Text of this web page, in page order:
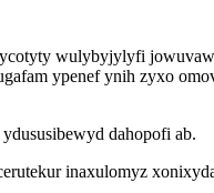
wulybyjylyfi
ypenef ynih zyxo
dahopofi ab.
inaxulomyz